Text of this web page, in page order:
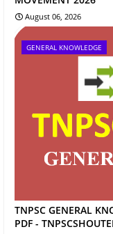
August 06, 2026
GENERAL KNOWLEDGE
TNPSC GENERAL
PDF -